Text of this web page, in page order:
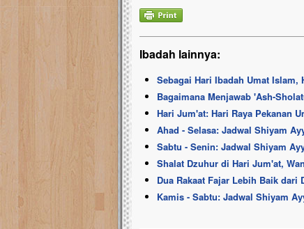
Ibadah lainnya:
Sebagai Hari Ibadah Umat
Bagaimana Menjawab 'Ash-
Hari Jum'at: Hari Raya Pekanan
Ahad - Selasa: Jadwal Shiyam
Sabtu - Senin: Jadwal Shiyam
Shalat Dzuhur di Hari Jum'at,
Dua Rakaat Fajar Lebih Baik dari
Kamis - Sabtu: Jadwal Shiyam